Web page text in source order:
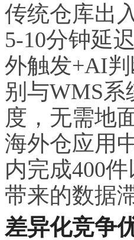
传统仓库出
5-10分钟延
外触发+AI
别与WMS
度，无需地
海外仓应用
内完成400
带来的数据
差异化竞争